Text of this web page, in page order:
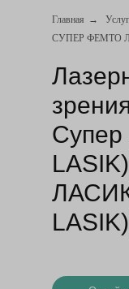
Главная →
СУПЕР ФЕМТО
LASIK)